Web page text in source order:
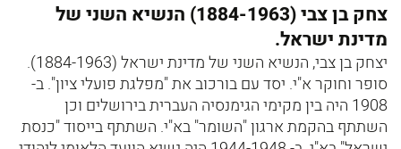
צחק בן צבי (1884-1963) הנשיא השני של
מדינת ישראל.
יצחק בן צבי, הנשיא השני של מדינת ישראל (1884-1963).
סופר וחוקר א"י. יסד עם בורכוב את "מפלגת פועלי ציון". ב-
1908 היה בין מקימי הגימנסיה העברית בירושלים וכן
השתתף בהקמת ארגון "השומר" בא"י. השתתף בייסוד "כנסת